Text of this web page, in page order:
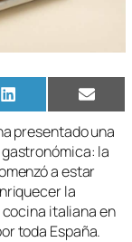
Compartir
en
LinkedIn
en
Email
presentado una
la
a estar
la
italiana en
toda España.